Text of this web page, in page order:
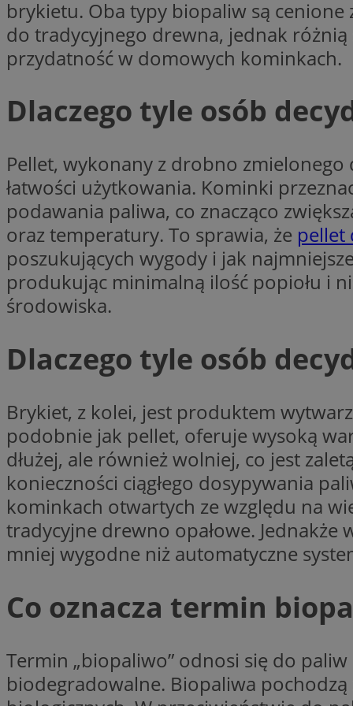
brykietu. Oba typy biopaliw są
do tradycyjnego drewna, jednak
przydatność w domowych kominkach.
Dlaczego tyle osób
Pellet, wykonany z drobno
łatwości użytkowania. Kominki
podawania paliwa, co znacząco
oraz temperatury. To sprawia, że pellet
poszukujących wygody i jak
produkując minimalną ilość popiołu i
środowiska.
Dlaczego tyle osób
Brykiet, z kolei, jest produktem
podobnie jak pellet, oferuje wysoką
dłużej, ale również wolniej, co jest
konieczności ciągłego dosypywania
kominkach otwartych ze względu na
tradycyjne drewno opałowe. Jednakże
mniej wygodne niż automatyczne
Co oznacza termin
Termin „biopaliwo” odnosi się do
biodegradowalne. Biopaliwa
SessID
QeSessID
MvSessID
__cf_bm
__cf_bm
ustat_gid
__eoi
test_cookie
IDE
YSC
__Secure-
ROLLOUT_TOKEN
Nazwa
__Secure-YNID